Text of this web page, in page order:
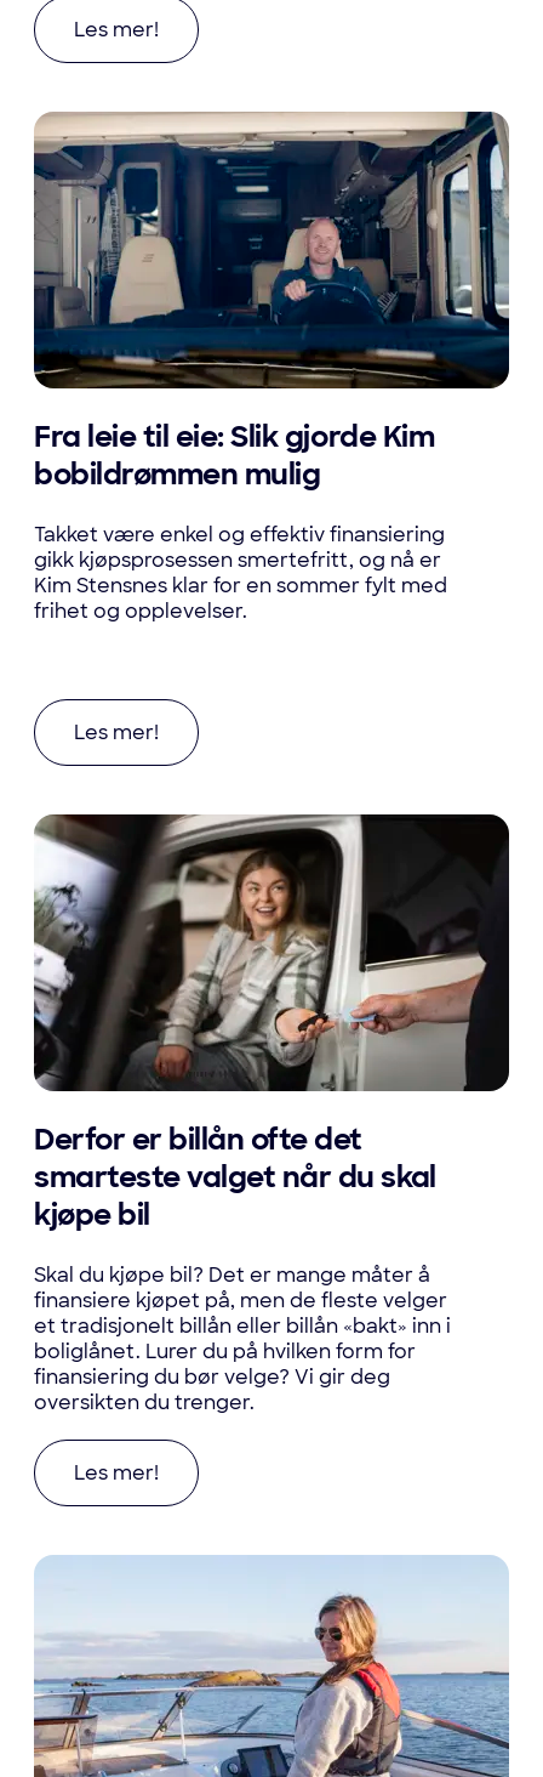
Les mer om Finansier din Paxster enkelt med
Les mer!
Fra leie til eie: Slik gjorde Kim
bobildrømmen mulig
Takket være enkel og effektiv finansiering
gikk kjøpsprosessen smertefritt, og nå er
Kim Stensnes klar for en sommer fylt med
frihet og opplevelser.
Les mer om Fra leie til eie: Slik gjorde Kim
Les mer!
Derfor er billån ofte det
smarteste valget når du skal
kjøpe bil
Skal du kjøpe bil? Det er mange måter å
finansiere kjøpet på, men de fleste velger
et tradisjonelt billån eller billån «bakt» inn i
boliglånet. Lurer du på hvilken form for
finansiering du bør velge? Vi gir deg
oversikten du trenger.
Les mer om Derfor er billån ofte det
Les mer!